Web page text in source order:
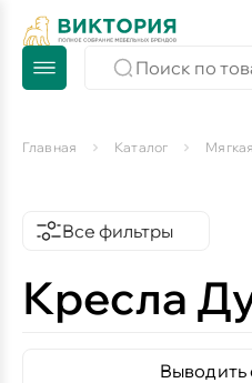
Главная Каталог
Все фильтры
Кресла
Выводить